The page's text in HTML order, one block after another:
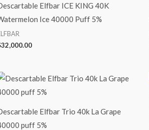
Elfbar ICE KING 40K
Ice 40000 Puff 5%
32,000.00
Elfbar Trio 40k La Grape
puff 5%